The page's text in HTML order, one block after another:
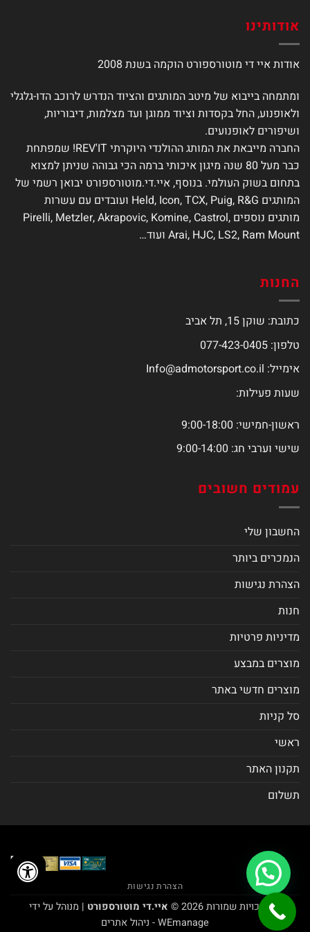
אודותינו
אודות איי די מוטורספורט הוקמה בשנת 2008
ומתמחה בייבוא של מיטב המותגים והציוד הנדרש לרוכב הדו-גלגלי
ולאופנוע, החל בקסדות וציוד ממוגן ועד מצלמות, דיבוריות,
ושיפורים לאופנועים.
החברה מייבאת את המותג ההולנדי היוקרתי REV'IT! שמפתחת
כבר מעל 80 שנה מיגון איכותי ברמה הכי גבוהה שניתן למצוא
בתחום בשוק העולמי. בנוסף, איי.די.מוטורספורט יבואן רשמי של
המותגים Held, Icon, TCX, Puig, R&G ועובדים עם עשרות
מותגים נוספים Pirelli, Metzler, Akrapovic, Komine, Castrol,
Arai, HJC, LS2, Ram Mount ועוד…
החנות
כתובת: שוקן 15, תל אביב
טלפון: 077-423-0405
אימייל: Info@admotorsport.co.il
שעות פעילות:
ראשון-חמישי: 9:00-18:00
שישי וערבי חג: 9:00-14:00
עמודים חשובים
החשבון שלי
הנמכרים ביותר
הצהרת נגישות
חנות
מדיניות פרטיות
מוצרים במבצע
מוצרים חדשי באתר
סל קניות
ראשי
תקנון האתר
תשלום
הצהרת נגישות
כל הזכויות שמורות 2026 © איי.די מוטורספורט | מנוהל על ידי
WEmanage - ניהול אתרים